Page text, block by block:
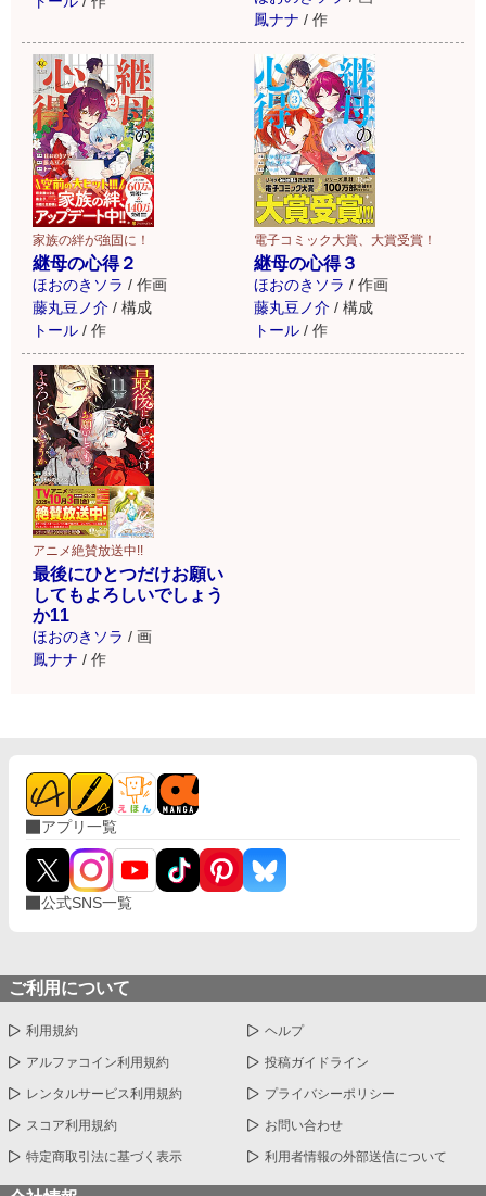
鳳ナナ / 作
家族の絆が強固に！
継母の心得２
ほおのきソラ / 作画
藤丸豆ノ介 / 構成
トール / 作
電子コミック大賞、大賞受賞！
継母の心得３
ほおのきソラ / 作画
藤丸豆ノ介 / 構成
トール / 作
アニメ絶賛放送中!!
最後にひとつだけお願い
してもよろしいでしょう
か11
ほおのきソラ / 画
鳳ナナ / 作
アプリ一覧
公式SNS一覧
ご利用について
利用規約 ヘルプ
アルファコイン利用規約 投稿ガイドライン
レンタルサービス利用規約 プライバシーポリシー
スコア利用規約 お問い合わせ
特定商取引法に基づく表示 利用者情報の外部送信について